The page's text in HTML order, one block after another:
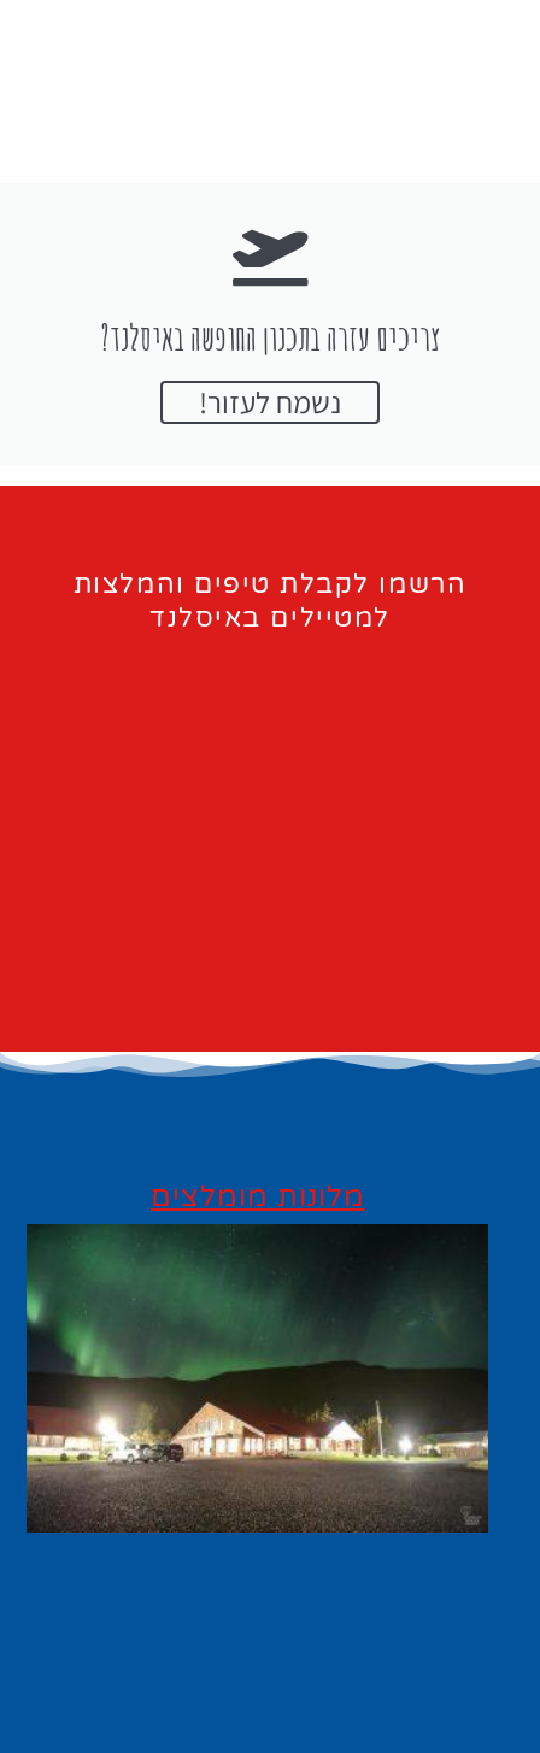
צריכים עזרה בתכנון החופשה באיסלנד?
נשמח לעזור!
הרשמו לקבלת טיפים והמלצות
למטיילים באיסלנד
מלונות מומלצים